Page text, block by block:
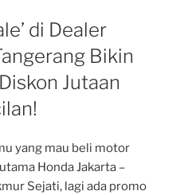
di Dealer
Bikin
Jutaan
yang mau beli motor
Honda Jakarta –
Sejati, lagi ada promo